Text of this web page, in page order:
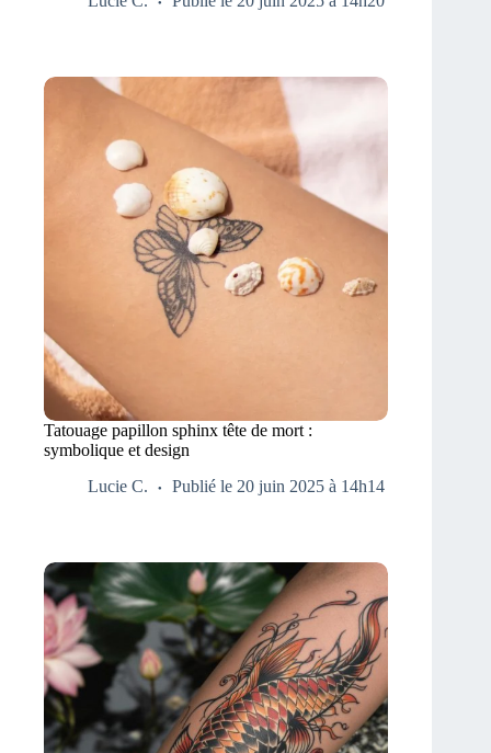
Tatouage papillon sphinx tête de mort :
symbolique et design
Lucie C.
Publié le 20 juin 2025 à 14h14